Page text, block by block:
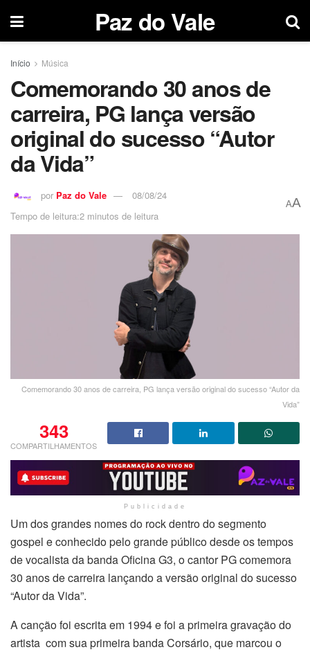
Paz do Vale
Início Música
Comemorando 30 anos de
carreira, PG lança versão
original do sucesso “Autor
da Vida”
por Paz do Vale
08/08/24
Tempo de leitura:2 minutos de leitura
AA
Comemorando 30 anos de carreira, PG lança versão original do sucesso “Autor da
Vida”
343
COMPARTILHAMENTOS
Publicidade
Um dos grandes nomes do rock dentro do segmento
gospel e conhecido pelo grande público desde os tempos
de vocalista da banda Oficina G3, o cantor PG comemora
30 anos de carreira lançando a versão original do sucesso
“Autor da Vida”.
A canção foi escrita em 1994 e foi a primeira gravação do
artista com sua primeira banda Corsário, que marcou o